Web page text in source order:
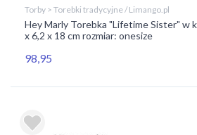
Torby > Torebki tradycyjne / Limango.pl
Hey Marly Torebka "Lifetime Sister" w
x 6,2 x 18 cm rozmiar: onesize
98,95